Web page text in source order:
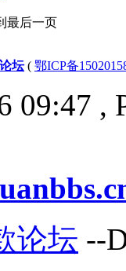
最后一页
坛( 鄂ICP备
09:47 ,
论坛 --